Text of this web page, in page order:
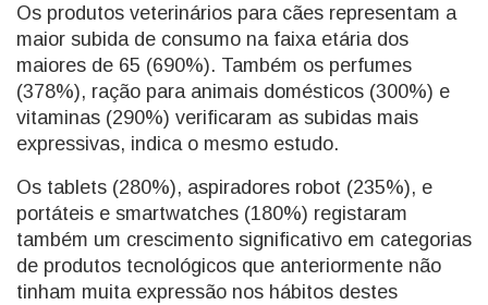
Os produtos veterinários para cães representam a
maior subida de consumo na faixa etária dos
maiores de 65 (690%). Também os perfumes
(378%), ração para animais domésticos (300%) e
vitaminas (290%) verificaram as subidas mais
expressivas, indica o mesmo estudo.
Os tablets (280%), aspiradores robot (235%), e
portáteis e smartwatches (180%) registaram
também um crescimento significativo em categorias
de produtos tecnológicos que anteriormente não
tinham muita expressão nos hábitos destes